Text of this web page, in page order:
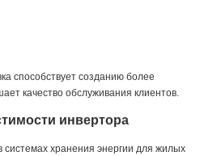
способствует созданию более
качество обслуживания клиентов.
инвертора
хранения энергии для жилых